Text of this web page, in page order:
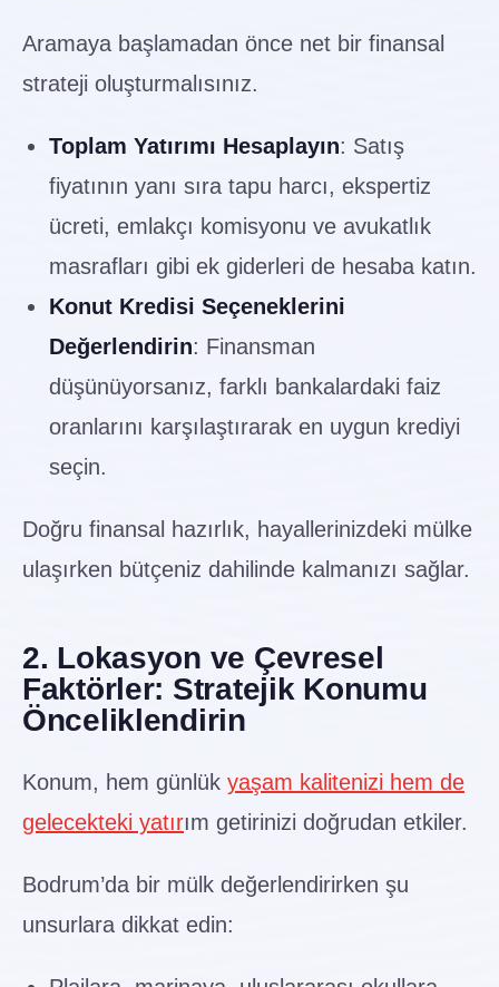
Aramaya başlamadan önce net bir finansal
strateji oluşturmalısınız.
Toplam Yatırımı Hesaplayın: Satış
fiyatının yanı sıra tapu harcı, ekspertiz
ücreti, emlakçı komisyonu ve avukatlık
masrafları gibi ek giderleri de hesaba katın.
Konut Kredisi Seçeneklerini
Değerlendirin: Finansman
düşünüyorsanız, farklı bankalardaki faiz
oranlarını karşılaştırarak en uygun krediyi
seçin.
Doğru finansal hazırlık, hayallerinizdeki mülke
ulaşırken bütçeniz dahilinde kalmanızı sağlar.
2. Lokasyon ve Çevresel
Faktörler: Stratejik Konumu
Önceliklendirin
Konum, hem günlük yaşam kalitenizi hem de
gelecekteki yatırım getirinizi doğrudan etkiler.
Bodrum’da bir mülk değerlendirirken şu
unsurlara dikkat edin: